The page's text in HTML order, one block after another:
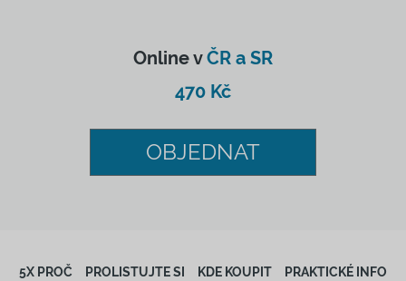
Online vČR a SR
470 Kč
OBJEDNAT
5X PROČ PROLISTUJTE SI KDE KOUPIT PRAKTICKÉ INFO